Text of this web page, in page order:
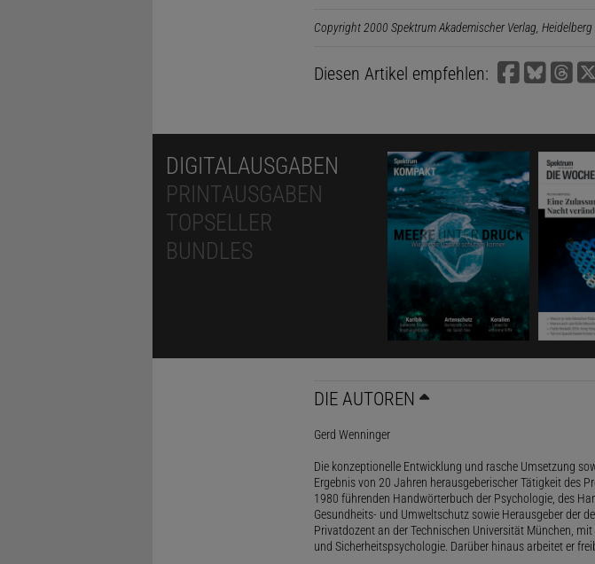
Copyright 2000 Spektrum Akademischer Verlag, Heidelberg
Diesen Artikel empfehlen:
DIGITALAUSGABEN
PRINTAUSGABEN
TOPSELLER
BUNDLES
DIE AUTOREN
Gerd Wenninger
Die konzeptionelle Entwicklung und rasche Umsetzung
Ergebnis von 20 Jahren herausgeberischer Tätigkeit des
1980 führenden Handwörterbuch der Psychologie, des
Gesundheits- und Umweltschutz sowie Herausgeber der
Privatdozent an der Technischen Universität München,
und Sicherheitspsychologie. Darüber hinaus arbeitet er